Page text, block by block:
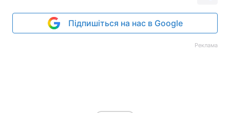
Підпишіться на нас в Google
Реклама